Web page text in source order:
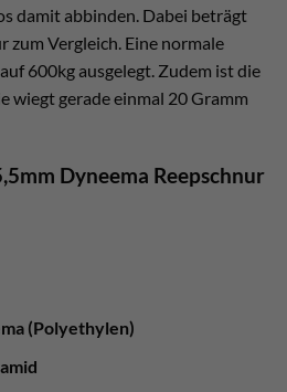
damit abbinden. Dabei beträgt
zum Vergleich. Eine normale
600kg ausgelegt. Zudem ist die
wiegt gerade einmal 20 Gramm
Dyneema Reepschnur
(Polyethylen)